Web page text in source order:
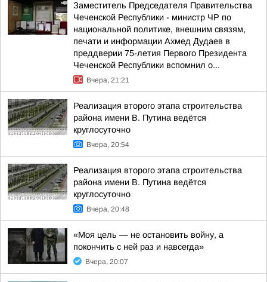
Заместитель Председателя Правительства
Чеченской Республики - министр ЧР по
национальной политике, внешним связям,
печати и информации Ахмед Дудаев в
преддверии 75-летия Первого Президента
Чеченской Республики вспомнил о...
Вчера, 21:21
Реализация второго этапа строительства
района имени В. Путина ведётся
круглосуточно
Вчера, 20:54
Реализация второго этапа строительства
района имени В. Путина ведётся
круглосуточно
Вчера, 20:48
«Моя цель — не остановить войну, а
покончить с ней раз и навсегда»
Вчера, 20:07